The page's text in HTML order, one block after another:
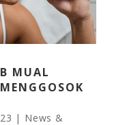
MUAL
| News &